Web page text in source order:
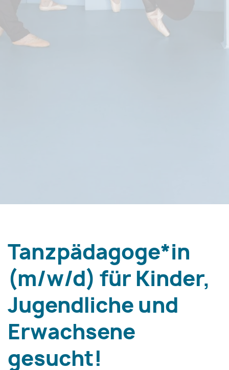
Tanzpädagoge*in
(m/w/d) für Kinder,
Jugendliche und
Erwachsene
gesucht!